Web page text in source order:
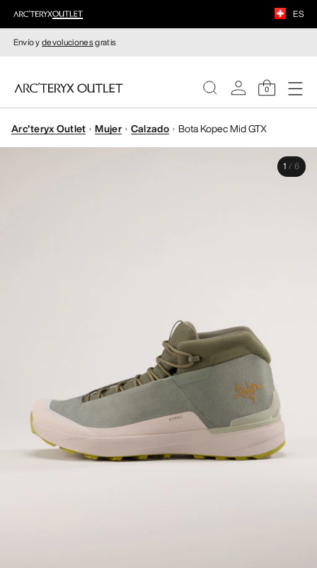
ES
Envío ydevolucionesgratis
0
MUJERE
Arc'teryx Outlet Mujer Calzado Bota Kopec Mid GTX
1 / 6